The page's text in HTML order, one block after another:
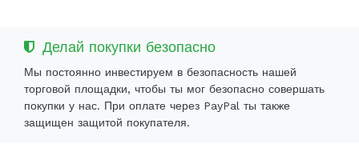
Делай покупки безопасно
Мы постоянно инвестируем в безопасность нашей
торговой площадки, чтобы ты мог безопасно совершать
покупки у нас. При оплате через PayPal ты также
защищен защитой покупателя.